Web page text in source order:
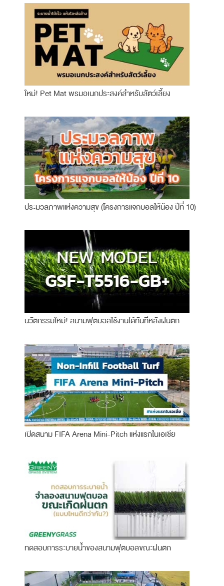
ใหม่! Pet Mat พรมอเนกประสงค์สำหรับสัตว์เลี้ยง
ประมวลภาพแห่งความสุข (โครงการแจกบอลให้น้อง ปีที่ 10)
นวัตกรรมใหม่! สนามฟุตบอลใช้งานได้ทันทีหลังฝนตก
เปิดสนาม FIFA Arena Mini-Pitch แห่งแรกในเอเชีย
ทดสอบการระบายน้ำของสนามฟุตบอลขณะฝนตก